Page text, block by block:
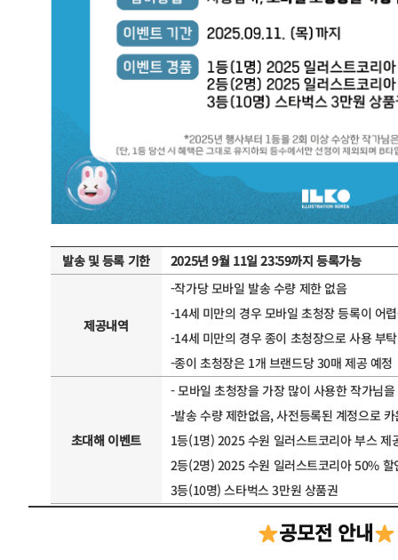
발송 및 등록 기한 2025년 9월 11일 23:59까지 등록가능
제공내역
-작가당 모바일 발송 수량 제한 없음
-14세 미만의 경우 모바일 초청장 등록이 어
-14세 미만의 경우 종이 초청장으로 사용 부
-종이 초청장은 1개 브랜드당 30매 제공 예정
초대해 이벤트
- 모바일 초청장을 가장 많이 사용한 작가님
-발송 수량 제한없음, 사전등록된 계정으로
1등(1명) 2025 수원 일러스트코리아 부스 제
2등(2명) 2025 수원 일러스트코리아 50% 할
3등(10명) 스타벅스 3만원 상품권
공모전 안내